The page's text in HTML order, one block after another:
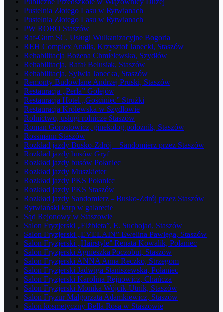
Publiczne Przedszkole w Wiązownicy Dużej
Pustelnia Złotego Lasu w Rytwianach
Pustelnia Złotego Lasu w Rytwianach
PW ROBO Staszów
Raf-Gum SC. Usługi Wulkanizacyjne Bogoria
REH Complex Analis, Krzysztof Janecki, Staszów
Rehabilitacja Bożena Chmielewska, Szydłów
Rehabilitacja, Rafał Belusiak, Staszów
Rehabilitacja, Sylwia Janecka, Staszów
Remonty Budowlane Andrzej Pruski, Staszów
Restauracja „Perła” Golejów
Restauracja Hotel „Gościniec” Strużki
Restauracja Królewska w Szydłowie
Rolnictwo, usługi rolnicze Staszów
Roman Gorostowicz, ginekolog położnik, Staszów
Rossmann Staszów
Rozkład jazdy Busko-Zdrój – Sandomierz przez Staszów
Rozkład jazdy busów Gryf
Rozkład jazdy busów Połaniec
Rozkład jazdy Muszkieter
Rozkład jazdy PKS Połaniec
Rozkład jazdy PKS Staszów
Rozkład jazdy Sandomierz – Busko-Zdrój przez Staszów
Rytwiański karp w galarecie
Sąd Rejonowy w Staszowie
Salon Fryzjerski „Elżbieta”, E. Suchojad, Staszów
Salon Fryzjerski „EVELAIN” Ewelina Pawlęga, Staszów
Salon Fryzjerski „Hairstyle” Renata Kowalik, Połaniec
Salon Fryzjerski Agnieszka Poczobut, Staszów
Salon Fryzjerski ANNA Anna Reczko, Strzegom
Salon Fryzjerski Jadwiga Staniszewska, Połaniec
Salon Fryzjerski Karolina Rejnowicz, Chańcza
Salon Fryzjerski Monika Wójcik-Utnik, Staszów
Salon Fryzur Małgorzata Adamkiewicz, Staszów
Salon kosmetyczny Bella Rosa w Staszowie